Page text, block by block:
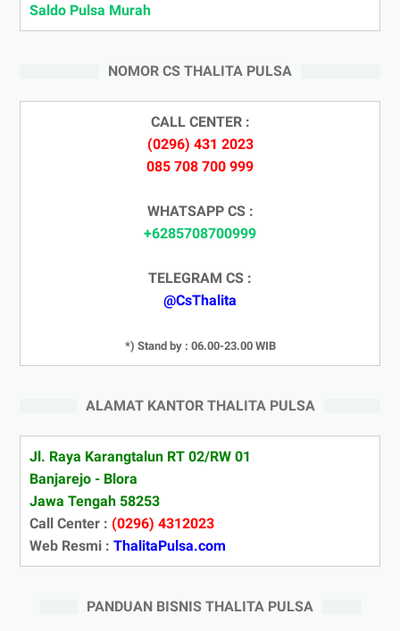
Saldo Pulsa Murah
NOMOR CS THALITA PULSA
CALL CENTER :
(0296) 431 2023
085 708 700 999
WHATSAPP CS :
+6285708700999
TELEGRAM CS :
@CsThalita
*) Stand by : 06.00-23.00 WIB
ALAMAT KANTOR THALITA PULSA
Jl. Raya Karangtalun RT 02/RW 01
Banjarejo - Blora
Jawa Tengah 58253
Call Center : (0296) 4312023
Web Resmi : ThalitaPulsa.com
PANDUAN BISNIS THALITA PULSA